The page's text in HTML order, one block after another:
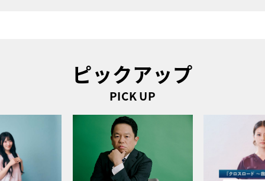
ピックアップ
PICK UP